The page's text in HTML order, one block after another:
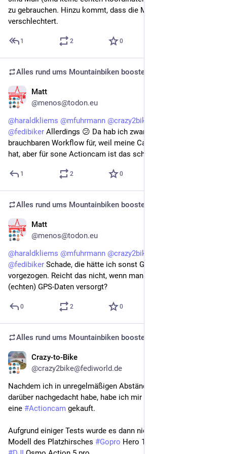
zu gebrauchen. Hinzu kommt, dass die Mimo-App die Qualität
verschlechtert.
1 2 0
Alles rund ums Mountainbiken boosted
Matt
@menos@todon.eu
@haraldkliems @mfuhrmann @crazy2bike
@fedibiker Allerdings 😕 Da hab ich zwar einen ganz
brauchbaren Workflow für, weil meine Canon auch kein GPS
hat, aber für sone Actioncam ist das schon schwach.
1 2 0
Alles rund ums Mountainbiken boosted
Matt
@menos@todon.eu
@haraldkliems @mfuhrmann @crazy2bike
@fedibiker Schade, die hätte ich sonst GoPro auch deutlich
vorgezogen. Reicht das nicht, wenn man sie per BT+App mit
(echten) GPS-Daten versorgt?
0 2 0
Alles rund ums Mountainbiken boosted
Crazy-to-Bike
@crazy2bike@fediworld.de
Nachdem ich in unregelmäßigen Abständen immer wieder
darüber nachgedacht habe, habe ich mir vor kurzem nun doch
eine #Actioncam gekauft.
Aufgrund einiger Tests wurde es dann nicht das aktuelle
Modell des Platzhirsches #Gopro